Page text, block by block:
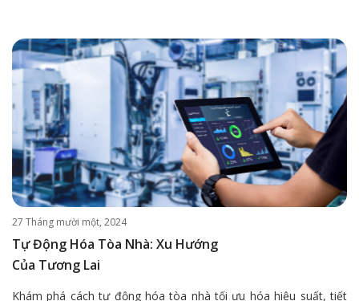
27 Tháng mười một, 2024
Tự Động Hóa Tòa Nhà: Xu Hướng
Của Tương Lai
Khám phá cách tự động hóa tòa nhà tối ưu hóa hiệu suất, tiết